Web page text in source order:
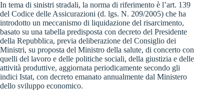
In tema di sinistri stradali, la norma di riferimento è l’art. 139
del Codice delle Assicurazioni (d. lgs. N. 209/2005) che ha
introdotto un meccanismo di liquidazione del risarcimento,
basato su una tabella predisposta con decreto del Presidente
della Repubblica, previa deliberazione del Consiglio dei
Ministri, su proposta del Ministro della salute, di concerto con
quelli del lavoro e delle politiche sociali, della giustizia e delle
attività produttive, aggiornata periodicamente secondo gli
indici Istat, con decreto emanato annualmente dal Ministero
dello sviluppo economico.